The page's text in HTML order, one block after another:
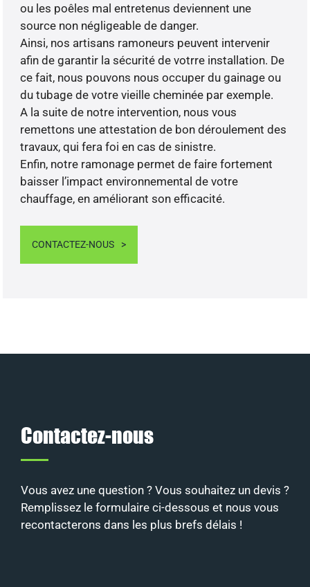
ou les poêles mal entretenus deviennent une
source non négligeable de danger.
Ainsi, nos artisans ramoneurs peuvent intervenir
afin de garantir la sécurité de votrre installation. De
ce fait, nous pouvons nous occuper du gainage ou
du tubage de votre vieille cheminée par exemple.
A la suite de notre intervention, nous vous
remettons une attestation de bon déroulement des
travaux, qui fera foi en cas de sinistre.
Enfin, notre ramonage permet de faire fortement
baisser l’impact environnemental de votre
chauffage, en améliorant son efficacité.
CONTACTEZ-NOUS
Contactez-nous
Vous avez une question ? Vous souhaitez un devis ?
Remplissez le formulaire ci-dessous et nous vous
recontacterons dans les plus brefs délais !